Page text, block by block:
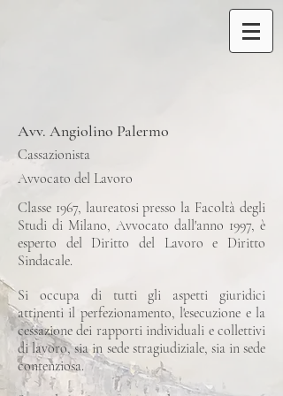
Avv. Angiolino Palermo
Cassazionista
Avvocato del Lavoro
Classe 1967, laureatosi presso la Facoltà degli
Studi di Milano, Avvocato dall'anno 1997, è
esperto del Diritto del Lavoro e Diritto
Sindacale.
Si occupa di tutti gli aspetti giuridici
attinenti il perfezionamento, l'esecuzione e la
cessazione dei rapporti individuali e collettivi
di lavoro, sia in sede stragiudiziale, sia in sede
contenziosa.